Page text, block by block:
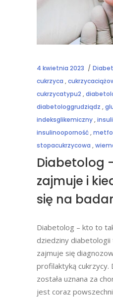
4 kwietnia 2023
cukrzyca ,
cukrzycatypu2 ,
diabetologgrudziądz ,
indeksglikemiczny,
insulinooporność,
stopacukrzycowa ,
Diabetolog
zajmuje i
się na
Diabetolog – kto to
dziedziny
zajmuje się
profilaktyką cukrzycy.
została uznana za
jest coraz